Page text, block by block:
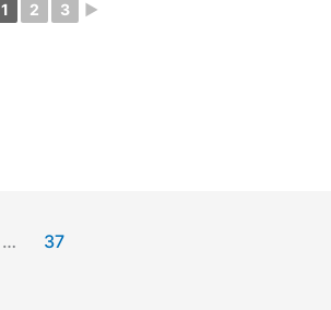
1 2 3 ►
… 37